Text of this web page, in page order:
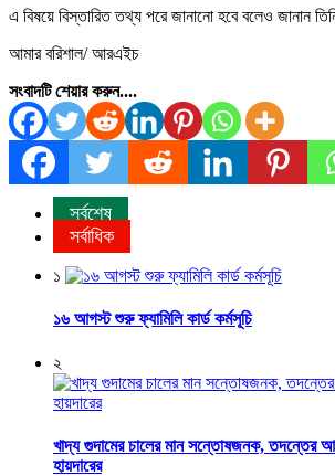
এ বিষয়ে বিস্তারিত তথ্য পরে জানানো হবে বলেও জানান
আমার বরিশাল/ আরএইচ
সংবাদটি শেয়ার করুন....
সর্বশেষ
সর্বাধিক
১
১৬ আগস্ট শুরু ফ্যামিলি কার্ড কর্মসূচি
২
খাদ্য গুদামের চালের মান সন্তোষজনক, তদন্তের
হায়দারের